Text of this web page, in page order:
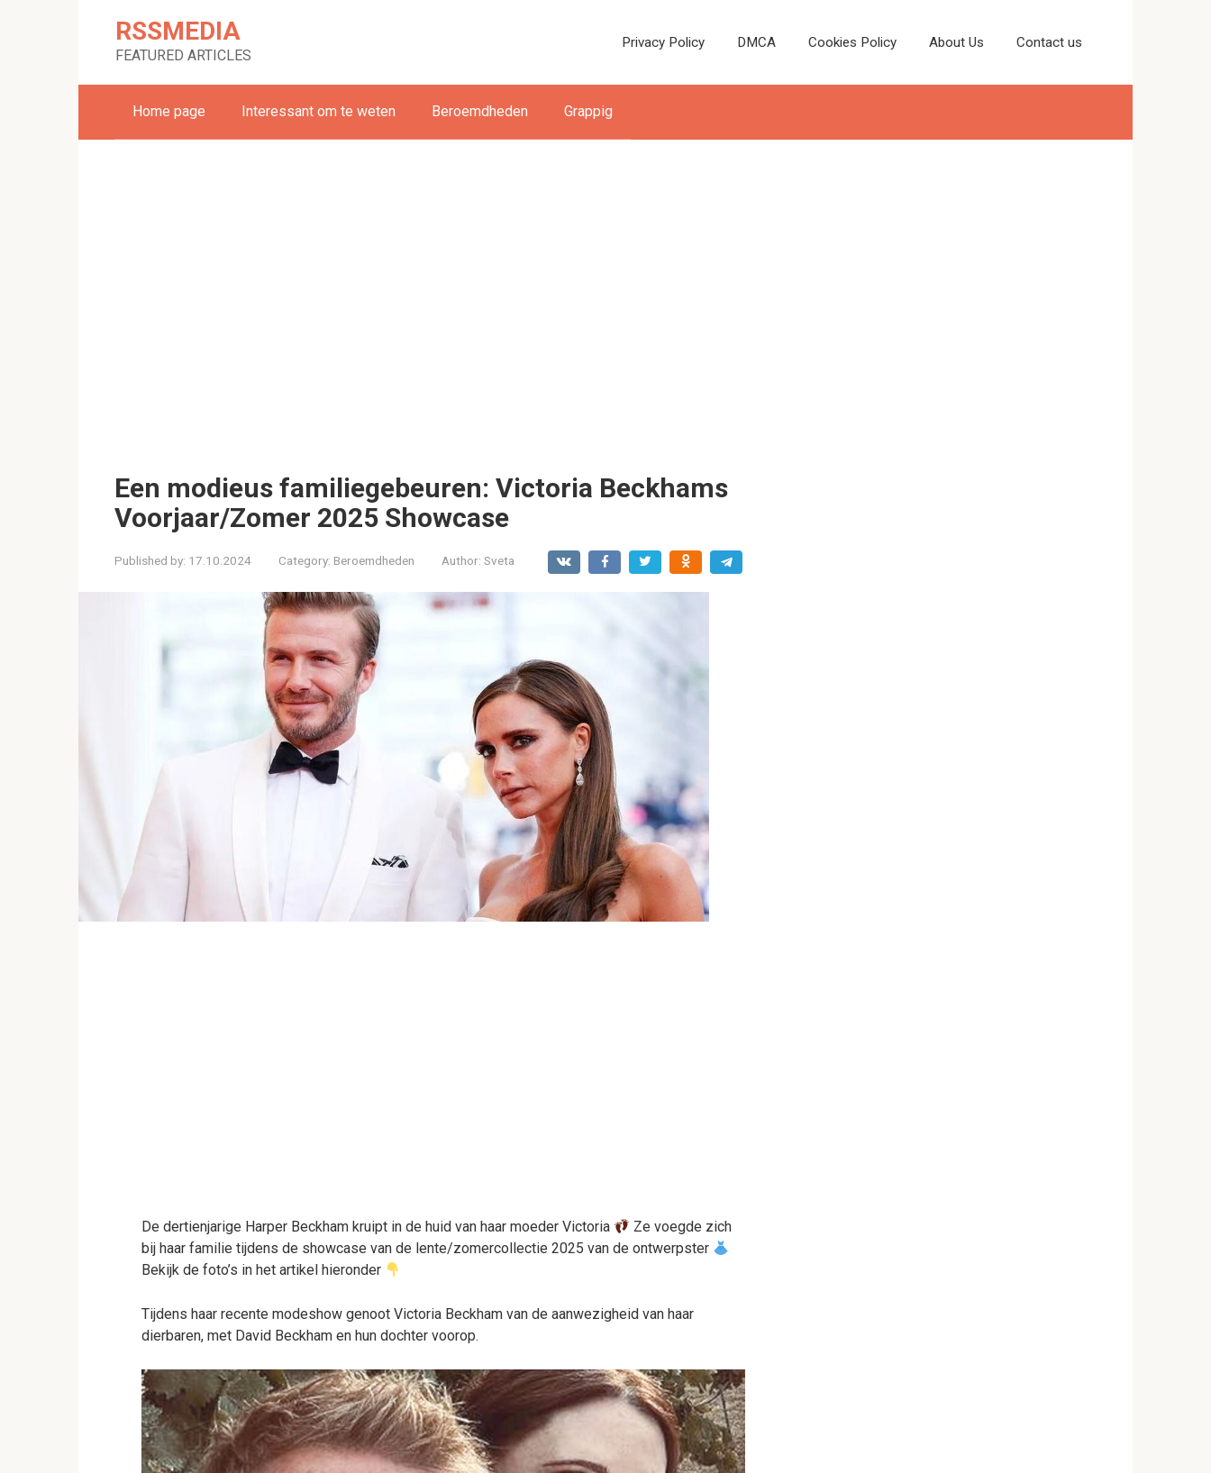
RSSMEDIA
FEATURED ARTICLES
Privacy Policy DMCA Cookies Policy About Us Contact us
Home page Interessant om te weten Beroemdheden Grappig
Een modieus familiegebeuren: Victoria Beckhams
Voorjaar/Zomer 2025 Showcase
Published by: 17.10.2024 Category: Beroemdheden Author: Sveta
De dertienjarige Harper Beckham kruipt in de huid van haar moeder Victoria
Ze voegde zich
bij haar familie tijdens de showcase van de lente/zomercollectie 2025 van de ontwerpster
Bekijk de foto’s in het artikel hieronder
Tijdens haar recente modeshow genoot Victoria Beckham van de aanwezigheid van haar
dierbaren, met David Beckham en hun dochter voorop.